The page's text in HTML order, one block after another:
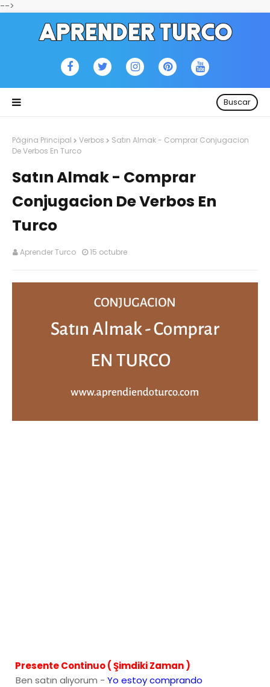
-->
Buscar
Página Principal Verbos
Satın Almak - Comprar Conjugacion
De Verbos En Turco
Satın Almak - Comprar
Conjugacion De Verbos En
Turco
Aprender Turco 15 octubre
Presente Continuo ( Şimdiki Zaman )
Ben satın alıyorum - Yo estoy comprando